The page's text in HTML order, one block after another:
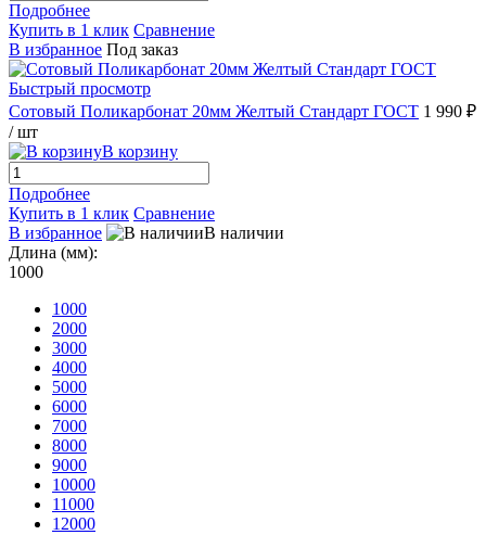
Подробнее
Купить в 1 клик Сравнение
В избранное Под заказ
Быстрый просмотр
Сотовый Поликарбонат 20мм Желтый Стандарт ГОСТ 1 990 ₽
/ шт
В корзину
Подробнее
Купить в 1 клик Сравнение
В избранное
В наличии
Длина (мм):
1000
1000
2000
3000
4000
5000
6000
7000
8000
9000
10000
11000
12000